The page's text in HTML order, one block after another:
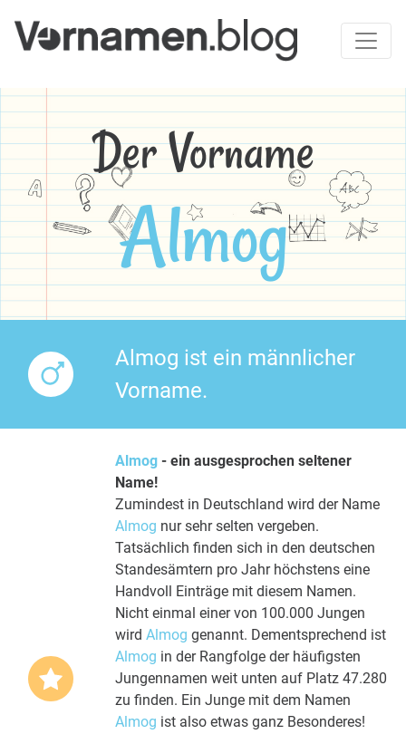
Der Vorname
Almog
Almog ist ein männlicher
Vorname.
Almog - ein ausgesprochen seltener
Name!
Zumindest in Deutschland wird der Name
Almog nur sehr selten vergeben.
Tatsächlich finden sich in den deutschen
Standesämtern pro Jahr höchstens eine
Handvoll Einträge mit diesem Namen.
Nicht einmal einer von 100.000 Jungen
wird Almog genannt. Dementsprechend ist
Almog in der Rangfolge der häufigsten
Jungennamen weit unten auf Platz 47.280
zu finden. Ein Junge mit dem Namen
Almog ist also etwas ganz Besonderes!